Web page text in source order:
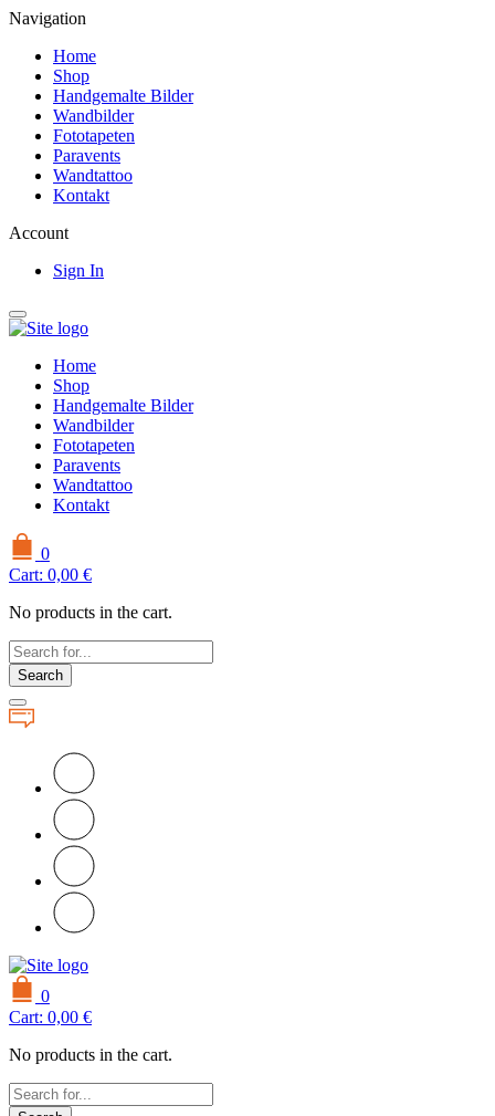
Navigation
Home
Shop
Handgemalte Bilder
Wandbilder
Fototapeten
Paravents
Wandtattoo
Kontakt
Account
Sign In
Home
Shop
Handgemalte Bilder
Wandbilder
Fototapeten
Paravents
Wandtattoo
Kontakt
0
Cart: 0,00 €
No products in the cart.
Search
0
Cart: 0,00 €
No products in the cart.